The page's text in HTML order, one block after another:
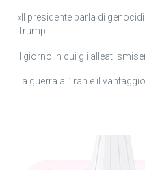
«Il presidente parla di
Trump
Il giorno in cui gli alleati
La guerra all’Iran e il